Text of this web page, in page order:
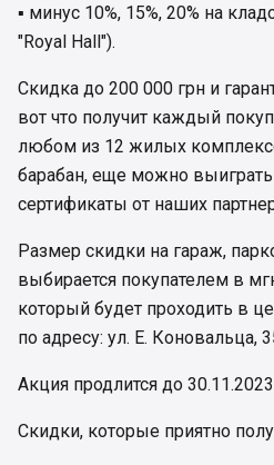
▪️ минус 10%, 15%, 20% на
"Royal Hall").
Скидка до 200 000 грн и
вот что получит каждый
любом из 12 жилых
барабан, еще можно
сертификаты от наших
Размер скидки на гараж,
выбирается покупателем в
который будет проходить в
по адресу: ул. Е. Коновальца,
Акция продлится до
Скидки, которые приятно